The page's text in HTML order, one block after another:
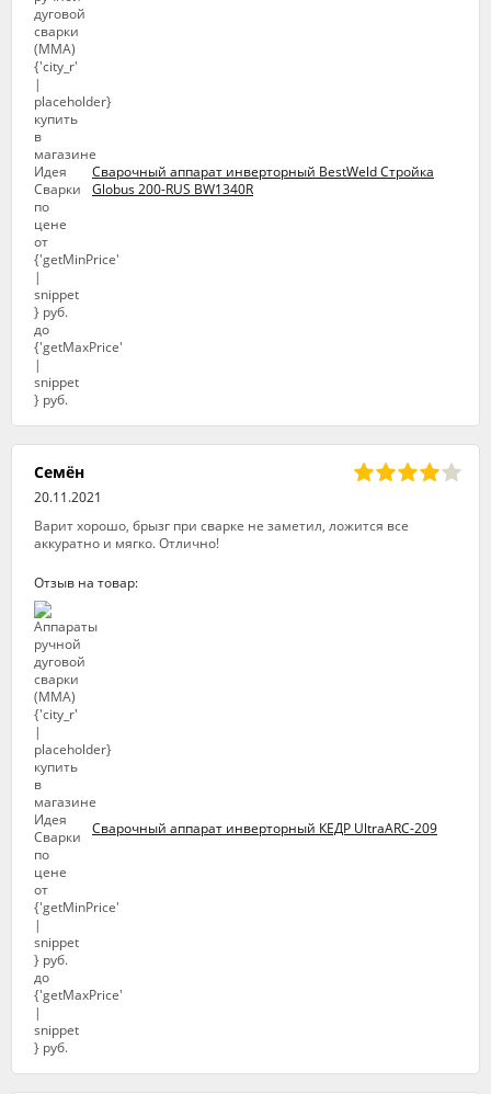
Сварочный аппарат инверторный BestWeld Стройка
Globus 200-RUS BW1340R
Семён
20.11.2021
Варит хорошо, брызг при сварке не заметил, ложится все
аккуратно и мягко. Отлично!
Отзыв на товар:
Сварочный аппарат инверторный КЕДР UltraARC-209